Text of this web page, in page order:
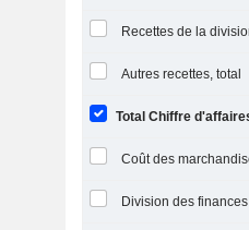
Recettes de la
Autres recettes, total
Total Chiffre